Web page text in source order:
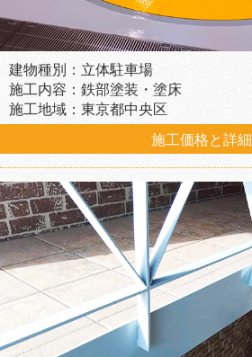
建物種別：立体駐車場
施工内容：鉄部塗装・塗床
施工地域：東京都中央区
施工価格と詳細